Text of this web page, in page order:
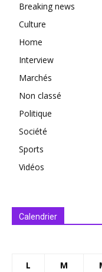
Breaking news
Culture
Home
Interview
Marchés
Non classé
Politique
Société
Sports
Vidéos
Calendrier
L M